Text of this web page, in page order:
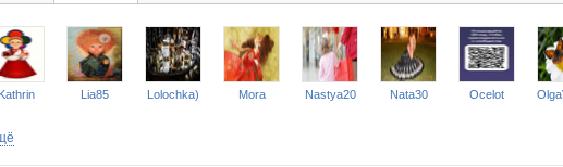
Kathrin Lia85 Lolochka) Mora Nastya20 Nata30 Ocelot